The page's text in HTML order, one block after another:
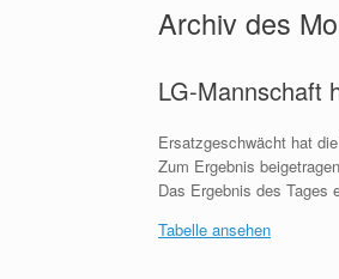
Archiv des
LG-Mannschaft
Ersatzgeschwächt hat
Zum Ergebnis
Das Ergebnis des Tages
Tabelle ansehen